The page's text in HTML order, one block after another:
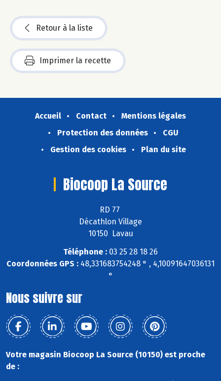
Retour à la liste
Imprimer la recette
Accueil Contact
Mentions légales
Protection des données
CGU
Gestion des cookies
Plan du site
Biocoop La Source
RD 77
Décathlon Village
10150 Lavau
Téléphone : 03 25 28 18 26
Coordonnées GPS : 48,331683754248 ° , 4,10091647036131
°
Nous suivre sur
Votre magasin Biocoop La Source (10150) est proche
de :